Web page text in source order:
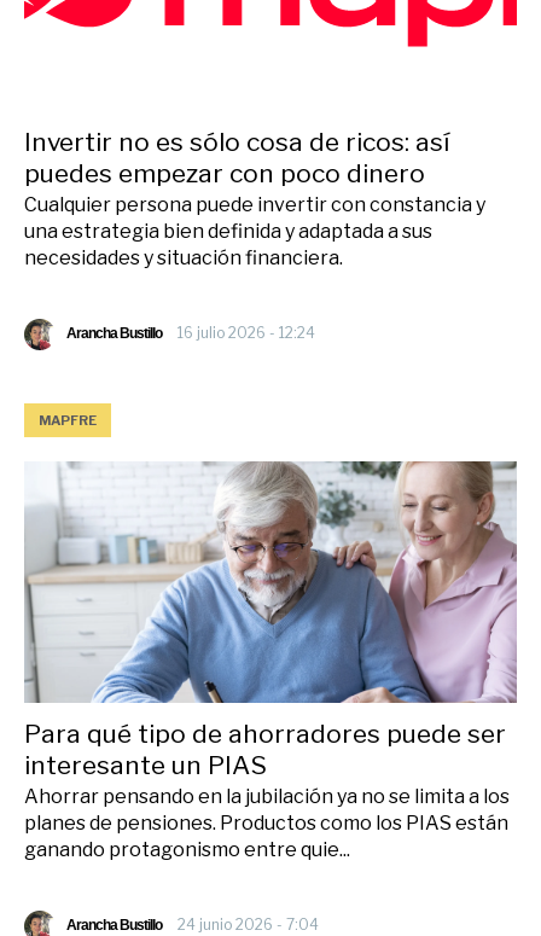
Invertir no es sólo cosa de ricos: así
puedes empezar con poco dinero
Cualquier persona puede invertir con constancia y
una estrategia bien definida y adaptada a sus
necesidades y situación financiera.
Arancha Bustillo 16 julio 2026 - 12:24
MAPFRE
Para qué tipo de ahorradores puede ser
interesante un PIAS
Ahorrar pensando en la jubilación ya no se limita a los
planes de pensiones. Productos como los PIAS están
ganando protagonismo entre quie...
Arancha Bustillo 24 junio 2026 - 7:04